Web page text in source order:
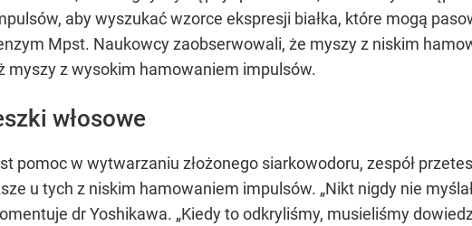
aby wyszukać wzorce ekspresji białka, które mogą
Mpst. Naukowcy zaobserwowali, że myszy z niskim
myszy z wysokim hamowaniem impulsów.
włosowe
pomoc w wytwarzaniu złożonego siarkowodoru, zespół
u tych z niskim hamowaniem impulsów. „Nikt nigdy nie
dr Yoshikawa. „Kiedy to odkryliśmy, musieliśmy